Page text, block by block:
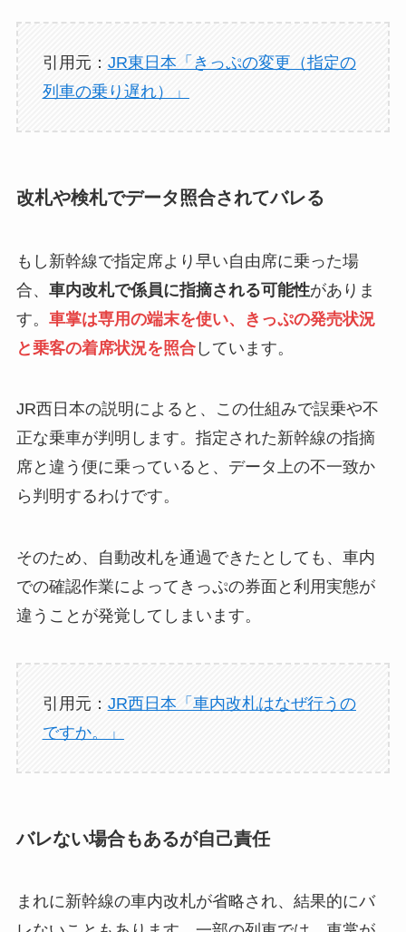
引用元： JR東日本「きっぷの変更（指定の
列車の乗り遅れ）」
改札や検札でデータ照合されてバレる
もし新幹線で指定席より早い自由席に乗った場
合、 車内改札で係員に指摘される可能性がありま
す。 車掌は専用の端末を使い、きっぷの発売状況
と乗客の着席状況を照合しています。
JR西日本の説明によると、この仕組みで誤乗や不
正な乗車が判明します。指定された新幹線の指摘
席と違う便に乗っていると、データ上の不一致か
ら判明するわけです。
そのため、自動改札を通過できたとしても、車内
での確認作業によってきっぷの券面と利用実態が
違うことが発覚してしまいます。
引用元： JR西日本「車内改札はなぜ行うの
ですか。」
バレない場合もあるが自己責任
まれに新幹線の車内改札が省略され、結果的にバ